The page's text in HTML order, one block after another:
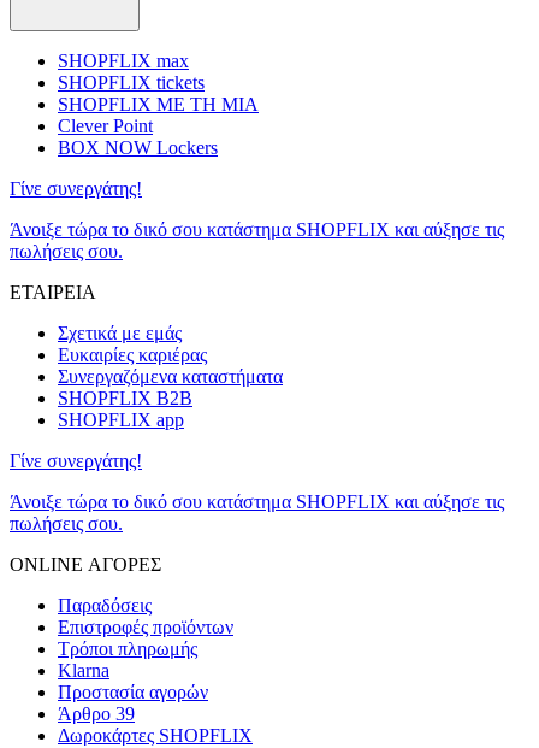
SHOPFLIX max
SHOPFLIX tickets
SHOPFLIX ΜΕ ΤΗ ΜΙΑ
Clever Point
BOX NOW Lockers
Γίνε συνεργάτης!
Άνοιξε τώρα το δικό σου κατάστημα SHOPFLIX και αύξησε τις
πωλήσεις σου.
ΕΤΑΙΡΕΙΑ
Σχετικά με εμάς
Ευκαιρίες καριέρας
Συνεργαζόμενα καταστήματα
SHOPFLIX B2B
SHOPFLIX app
Γίνε συνεργάτης!
Άνοιξε τώρα το δικό σου κατάστημα SHOPFLIX και αύξησε τις
πωλήσεις σου.
ONLINE ΑΓΟΡΕΣ
Παραδόσεις
Επιστροφές προϊόντων
Τρόποι πληρωμής
Klarna
Προστασία αγορών
Άρθρο 39
Δωροκάρτες SHOPFLIX